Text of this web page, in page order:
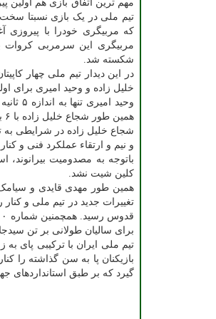
مهم ترین اتفاق بازی هم اولین
تیم ملی در یک بازی نسبتا سخت
که مربیگری خودرا با پیروزی
شکسته شد.
در این دیدار تیم ملی چهار
خلیل زاده و وحید امیری برای
وحید
همین طور شجاع خلیل زاده با ۶ بازی ملی، توانست بازوبند کاپیتانی را در حضور سایر بازیکنان باسابقه تر در اختیار بگیرد.
و نیم و ارتقاء عملکرد فنی و
باتوجه به مصدومیت بیرانوند،
کلین شیت نشد.
برای سالیان طولانی بر تن
تیم ملی ایران با ترکیبی پای به
گیرد که بر طبق استانداردهای